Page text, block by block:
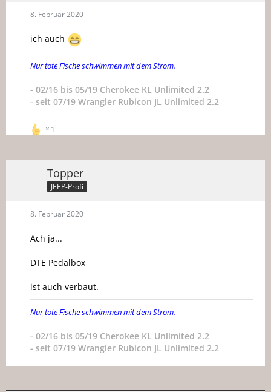
8. Februar 2020
ich auch
Nur tote Fische schwimmen mit dem Strom.
- 02/16 bis 05/19 Cherokee KL Unlimited 2.2
- seit 07/19 Wrangler Rubicon JL Unlimited 2.2
1
Topper
JEEP-Profi
8. Februar 2020
Ach ja...
DTE Pedalbox
ist auch verbaut.
Nur tote Fische schwimmen mit dem Strom.
- 02/16 bis 05/19 Cherokee KL Unlimited 2.2
- seit 07/19 Wrangler Rubicon JL Unlimited 2.2